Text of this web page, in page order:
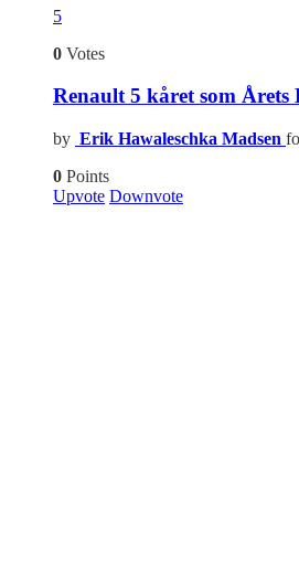
5
0 Votes
Renault 5 kåret som
by Erik Hawaleschka Madsen
0 Points
Upvote Downvote